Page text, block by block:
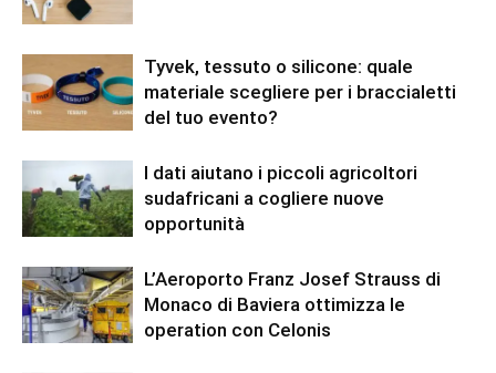
Tyvek, tessuto o silicone: quale
materiale scegliere per i braccialetti
del tuo evento?
I dati aiutano i piccoli agricoltori
sudafricani a cogliere nuove
opportunità
L’Aeroporto Franz Josef Strauss di
Monaco di Baviera ottimizza le
operation con Celonis